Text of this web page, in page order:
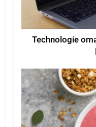
Technologie